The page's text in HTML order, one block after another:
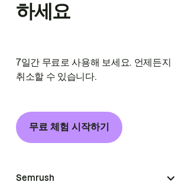
하세요
7일간 무료로 사용해 보세요. 언제든지
취소할 수 있습니다.
무료 체험 시작하기
Semrush